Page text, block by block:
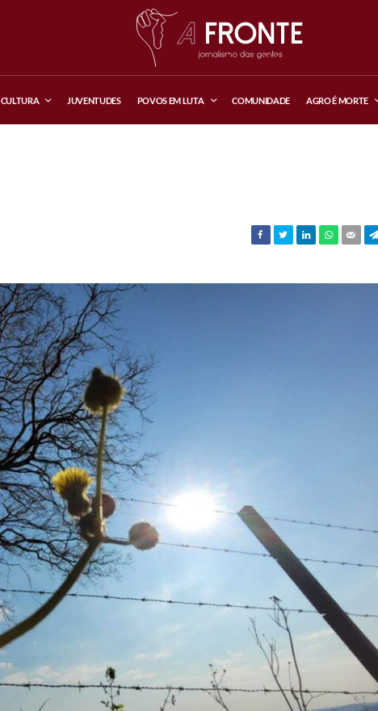
CULTURA JUVENTUDES POVOS EM LUTA COMUNIDADE AGRO É MORTE